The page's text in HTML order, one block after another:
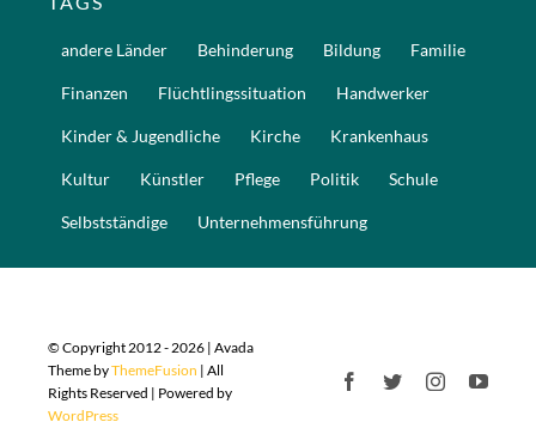
andere Länder Behinderung Bildung Familie
Finanzen Flüchtlingssituation Handwerker
Kinder & Jugendliche Kirche Krankenhaus
Kultur Künstler Pflege Politik Schule
Selbstständige Unternehmensführung
© Copyright 2012 - 2026 | Avada
Theme byThemeFusion | All
Rights Reserved | Powered by
WordPress